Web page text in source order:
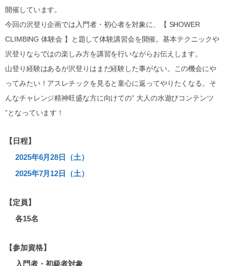
開催しています。
今回の沢登り企画では入門者・初心者を対象に、【 SHOWER
CLIMBING 体験会 】と題して体験講習会を開催。基本テクニックや
沢登りならではの楽しみ方を講習を行いながらお伝えします。
山登り経験はあるが沢登りはまだ経験した事がない。この機会にや
ってみたい！アスレチックを見ると童心に返ってやりたくなる。そ
んなチャレンジ精神旺盛な方に向けての” 大人の水遊びコンテンツ
”となっています！
【日程】
2025年6月28日（土）
2025年7月12日（土）
【定員】
各15名
【参加資格】
入門者・初級者対象